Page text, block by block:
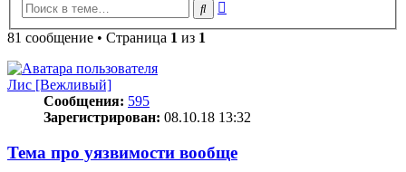
Поиск
81 сообщение • Страница 1 из 1
Лис [Вежливый]
Сообщения: 595
Зарегистрирован: 08.10.18 13:32
Тема про уязвимости вообще